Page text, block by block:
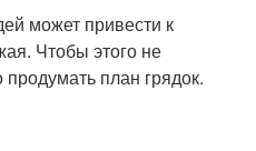
может привести к
Чтобы этого не
план грядок.